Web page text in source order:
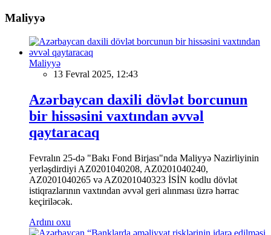
Maliyyə
Maliyyə
13 Fevral 2025, 12:43
Azərbaycan daxili dövlət borcunun
bir hissəsini vaxtından əvvəl
qaytaracaq
Fevralın 25-də "Bakı Fond Birjası"nda Maliyyə Nazirliyinin
yerləşdirdiyi AZ0201040208, AZ0201040240,
AZ0201040265 və AZ0201040323 İSİN kodlu dövlət
istiqrazlarının vaxtından əvvəl geri alınması üzrə hərrac
keçiriləcək.
Ardını oxu